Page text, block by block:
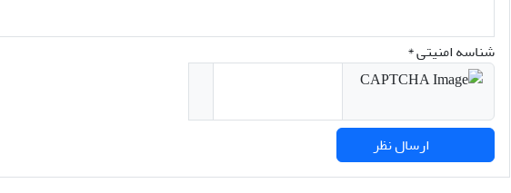
شناسه امنیتی *